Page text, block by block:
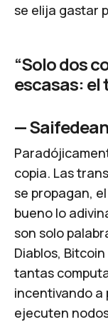
se elija gastar
“Solo dos
escasas: el
—
copia. Las
se propagan,
bueno lo
son solo
Diablos,
tantas
incentivando a
ejecuten